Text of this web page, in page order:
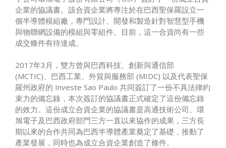
企業的協議書。該合資企業將專注於在巴西聖保羅設立一
個半導體模組廠，專門設計、開發和製造針對智慧型手機
與物聯網設備的模組與零組件。目前，這一合資尚有一些
成交條件有待達成。
2017年3月，雙方曾與巴西科技、創新與通信部
(MCTIC)、巴西工業、外貿與服務部 (MIDC) 以及代表聖保
羅州政府的 Investe Sao Paulo 共同簽訂了一份不具法律約
束力的備忘錄，本次簽訂的協議書正式確定了這份備忘錄
的效力。這份成立合資企業的協議書是高通技術公司、環
旭電子及巴西政府部門三方一直以來協作的成果，三方長
期以來的合作共同為巴西半導體產業奠定了基礎，推動了
產業發展，同時也為成立合資企業創造了條件。